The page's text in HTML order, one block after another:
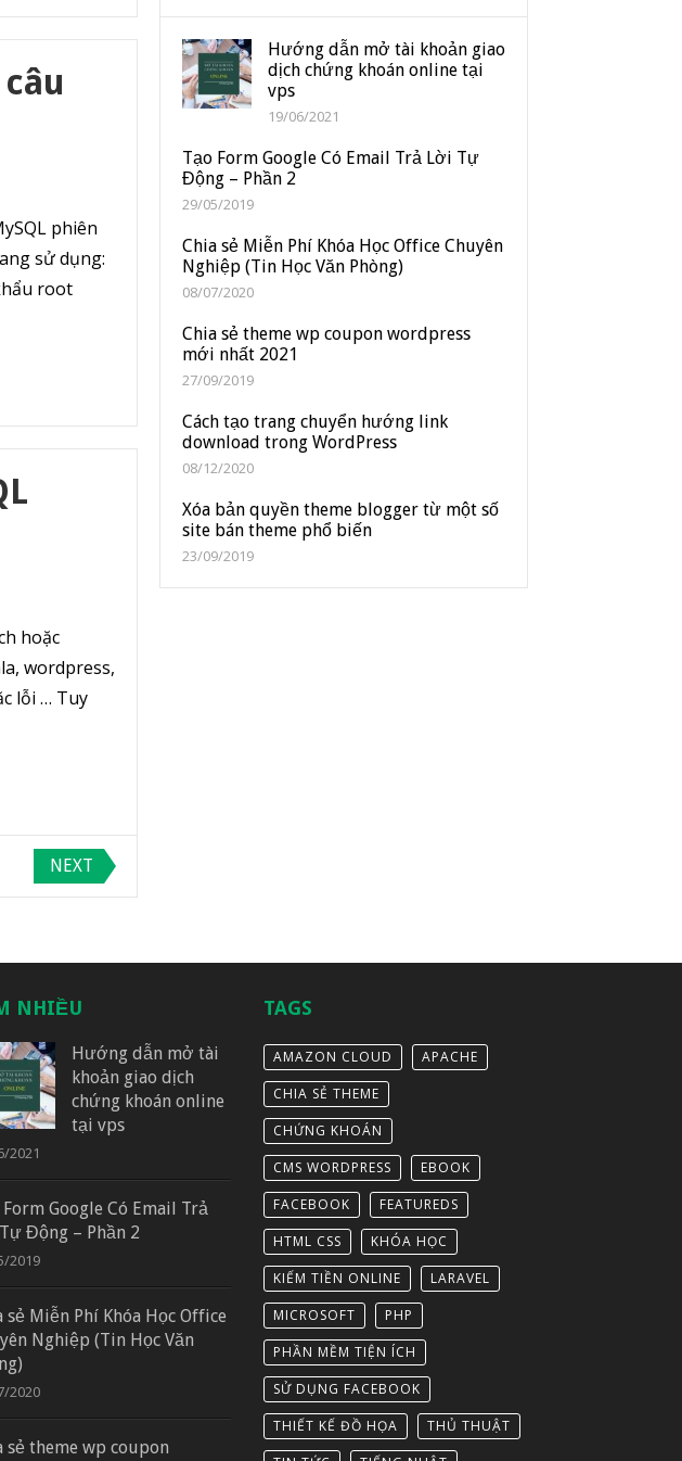
phiên
sử dụng:
root
hoặc
wordpress,
lỗi … Tuy
NEXT
Hướng dẫn mở tài khoản giao
dịch chứng khoán online tại
vps
19/06/2021
Tạo Form Google Có Email Trả Lời Tự
Động – Phần 2
29/05/2019
Chia sẻ Miễn Phí Khóa Học Office Chuyên
Nghiệp (Tin Học Văn Phòng)
08/07/2020
Chia sẻ theme wp coupon wordpress
mới nhất 2021
27/09/2019
Cách tạo trang chuyển hướng link
download trong WordPress
08/12/2020
Xóa bản quyền theme blogger từ một số
site bán theme phổ biến
23/09/2019
NHIỀU
Hướng dẫn mở tài
khoản giao dịch
chứng khoán online
tại vps
2021
Google Có Email Trả
Động – Phần 2
2019
sẻ Miễn Phí Khóa Học Office
Nghiệp (Tin Học Văn
2020
sẻ theme wp coupon
TAGS
AMAZON CLOUD
APACHE
CHIA SẺ THEME
CHỨNG KHOÁN
CMS WORDPRESS
EBOOK
FACEBOOK
FEATUREDS
HTML CSS
KHÓA HỌC
KIẾM TIỀN ONLINE
LARAVEL
MICROSOFT
PHP
PHẦN MỀM TIỆN ÍCH
SỬ DỤNG FACEBOOK
THIẾT KẾ ĐỒ HỌA
THỦ THUẬT